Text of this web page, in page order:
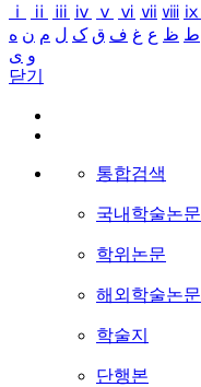
ⅰ
ⅱ ⅲ ⅳ ⅴ ⅵ ⅶ ⅷ ⅸ
ط ظ ع غ ف ق ک ل م ن ه
و ی
닫기
통합검색
국내학술논문
학위논문
해외학술논문
학술지
단행본